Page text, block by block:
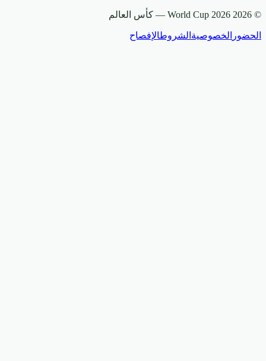
© 2026 World Cup 2026 — كأس العالم
الحضور الخصوصية الشروطالإفصاح